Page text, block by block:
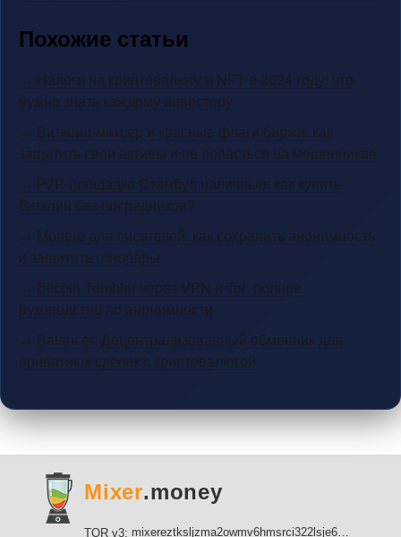
Похожие статьи
→ Налоги на криптовалюту и NFT в 2024 году: что
нужно знать каждому инвестору
→ Биткоин-миксер и красные флаги биржи: как
защитить свои активы и не попасться на мошенников
→ P2P-площадка Стамбул наличные: как купить
биткоин без посредников?
→ Monero для писателей: как сохранить анонимность
и защитить гонорары
→ Bitcoin Tumbler через VPN и Tor: полное
руководство по анонимности
→ Balancer: Децентрализованный обменник для
приватных сделок с криптовалютой
Mixer.money
TOR v3: mixereztksljzma2owmv6hmsrci322lsje6m3svicoddk3xbgvhd2fid.onion